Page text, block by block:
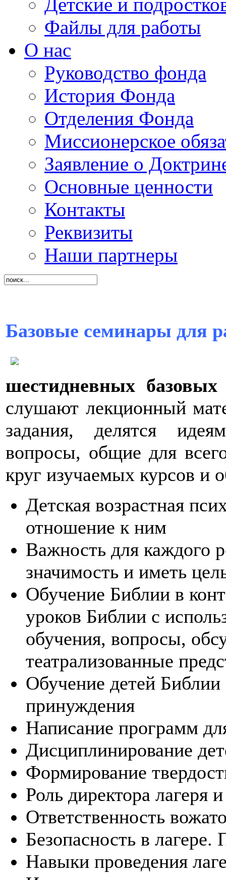
Файлы для работы
О нас
Руководство фонда
История Фонда
Отделения Фонда
Миссионерское
Заявление о
Основные ценности
Контакты
Реквизиты
Наши партнеры
Базовые семинары для
шестидневных
слушают лекционный
задания, делятся
вопросы, общие для
круг изучаемых курсов и
Детская возрастная
отношение к ним
Важность для каждого
значимость и иметь
Обучение Библии в
уроков Библии с
обучения, вопросы,
театрализованные
Обучение детей
принуждения
Написание программ
Дисциплинирование
Формирование
Роль директора лагеря
Ответственность
Безопасность в
Навыки проведения